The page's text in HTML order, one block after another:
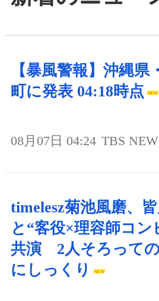
【暴風警報】沖縄県
町に発表 04:18時点
08月07日 04:24 TBS
timelesz菊池風磨、
と“客役×理容師コン
共演 2人そろって
にしっくり